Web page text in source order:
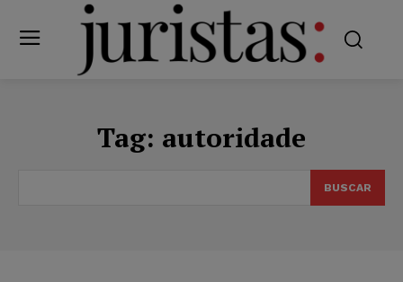
Tag: autoridade
BUSCAR